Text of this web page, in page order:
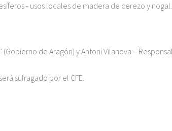
- usos locales de madera de cerezo y nogal.
de Aragón) y Antoni Vilanova –
sufragado por el CFE.